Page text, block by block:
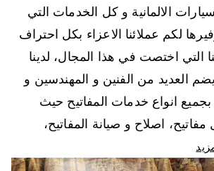
الالمانية و كل الخدمات التي
لكم عملائنا الاعزاء بكل احتراف
التي اختصت في هذا المجال، لدينا
العديد من الفنين و المهندسين و
بجميع انواع خدمات المفاتيح حيث
اصلاح و صيانة المفاتيح،